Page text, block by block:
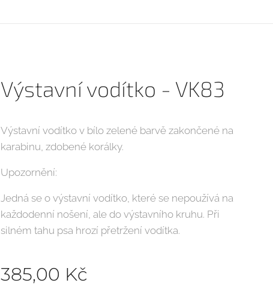
Výstavní vodítko - VK83
Výstavní vodítko v bílo zelené barvě zakončené na
karabinu, zdobené korálky.
Upozornění:
Jedná se o výstavní vodítko, které se nepoužívá na
každodenní nošení, ale do výstavního kruhu. Při
silném tahu psa hrozí přetržení vodítka.
385,00 Kč